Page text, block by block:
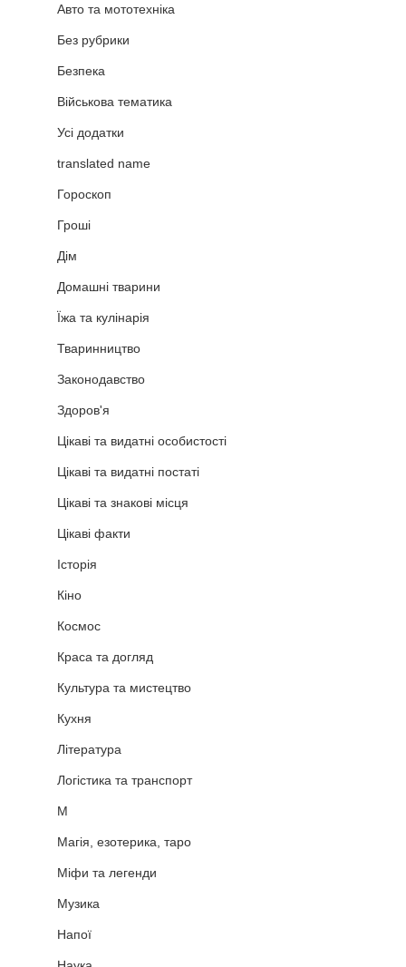
Авто та мототехніка
Без рубрики
Безпека
Військова тематика
Усі додатки
translated name
Гороскоп
Гроші
Дім
Домашні тварини
Їжа та кулінарія
Тваринництво
Законодавство
Здоров'я
Цікаві та видатні особистості
Цікаві та видатні постаті
Цікаві та знакові місця
Цікаві факти
Історія
Кіно
Космос
Краса та догляд
Культура та мистецтво
Кухня
Література
Логістика та транспорт
М
Магія, езотерика, таро
Міфи та легенди
Музика
Напої